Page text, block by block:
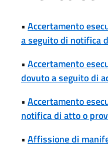
• Accertamento
a seguito di notifica
• Accertamento
dovuto a seguito di
• Accertamento
notifica di atto o
• Affissione di